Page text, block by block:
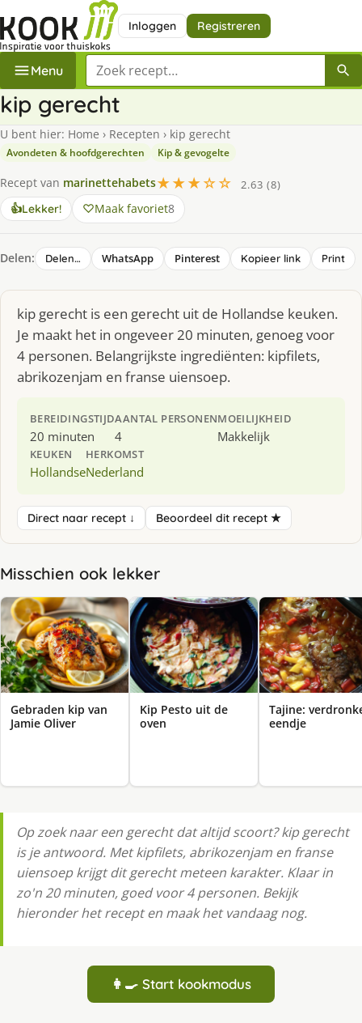
Inloggen Registreren
Menu Zoek een recept
kip gerecht
U bent hier: Home › Recepten › kip gerecht
Avondeten & hoofdgerechten Kip & gevogelte
Recept van marinettehabets★★★☆☆
2.63 (8)
👍Lekker! Maak favoriet8
Delen: Delen… WhatsApp Pinterest Kopieer link Print
kip gerecht is een gerecht uit de Hollandse keuken.
Je maakt het in ongeveer 20 minuten, genoeg voor
4 personen. Belangrijkste ingrediënten: kipfilets,
abrikozenjam en franse uiensoep.
BEREIDINGSTIJD
20 minuten
AANTAL PERSONEN
4
MOEILIJKHEID
Makkelijk
KEUKEN
Hollandse
HERKOMST
Nederland
Direct naar recept ↓ Beoordeel dit recept ★
Misschien ook lekker
Gebraden kip van
Jamie Oliver
Kip Pesto uit de
oven
Tajine:
eendje
Op zoek naar een gerecht dat altijd scoort? kip gerecht
is je antwoord. Met kipfilets, abrikozenjam en franse
uiensoep krijgt dit gerecht meteen karakter. Klaar in
zo'n 20 minuten, goed voor 4 personen. Bekijk
hieronder het recept en maak het vandaag nog.
👩‍🍳 Start kookmodus